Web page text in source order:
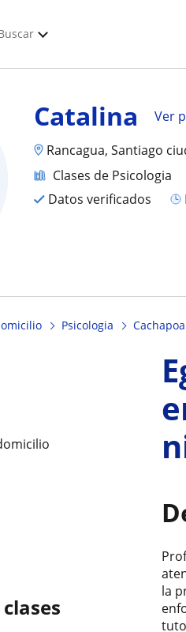
Catalina
Ver
Rancagua, Santiago
Clases de Psicologia
Datos verificados
Psicologia
la